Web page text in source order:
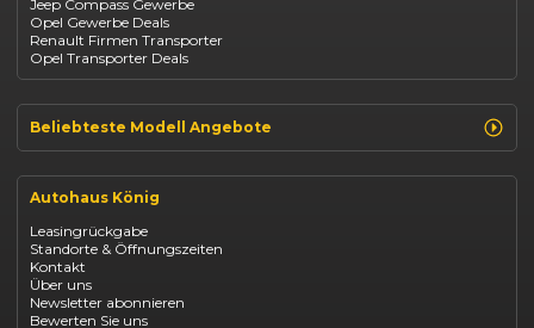
Kia
Mazda
Citroën
Abarth
Fiat Professional
Jeep Compass Gewerbe
Opel Gewerbe Deals
Renault Firmen Transporter
Opel Transporter Deals
Beliebteste Modell Angebote
Renault Arkana Leasing
Renault Captur Leasing
Opel Astra leasen
Opel Mokka kaufen
Opel Grandland finanzieren
Opel Vivaro Gewerbeleasing
Fiat 500 finanzieren
Fiat Panda leasen
Autohaus König
Leasingrückgabe
Standorte & Öffnungszeiten
Kontakt
Über uns
Newsletter abonnieren
Bewerten Sie uns